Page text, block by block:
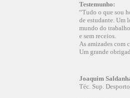
Testemunho:
“Tudo o que sou
de estudante. Um
mundo do
e sem receios.
As amizades com
Um grande
Joaquim
Téc. Sup.